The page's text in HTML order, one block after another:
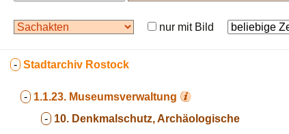
nur mit Bild
- Stadtarchiv Rostock
- 1.1.23. Museumsverwaltung
- 10. Denkmalschutz, Archäologische